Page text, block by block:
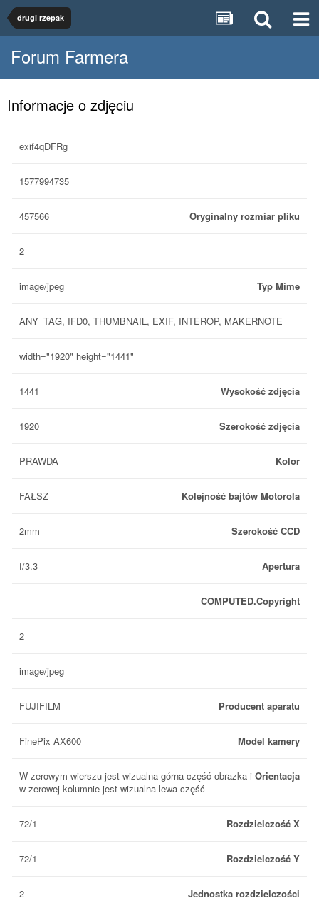
drugi rzepak
Forum Farmera
Informacje o zdjęciu
exif4qDFRg
1577994735
Oryginalny rozmiar pliku
457566
2
Typ Mime
image/jpeg
ANY_TAG, IFD0, THUMBNAIL, EXIF, INTEROP, MAKERNOTE
width="1920" height="1441"
Wysokość zdjęcia
1441
Szerokość zdjęcia
1920
Kolor
PRAWDA
Kolejność bajtów Motorola
FAŁSZ
Szerokość CCD
2mm
Apertura
f/3.3
COMPUTED.Copyright
2
image/jpeg
Producent aparatu
FUJIFILM
Model kamery
FinePix AX600
Orientacja
W zerowym wierszu jest wizualna górna część obrazka i
w zerowej kolumnie jest wizualna lewa część
Rozdzielczość X
72/1
Rozdzielczość Y
72/1
Jednostka rozdzielczości
2